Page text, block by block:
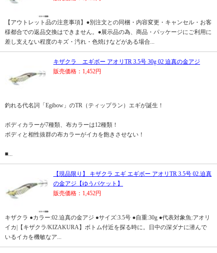
【アウトレット品の注意事項】●別注文との同梱・内容変更・キャンセル・お客
様都合での返品交換はできません。●展示品の為、商品・パッケージにご利用に
差し支えない程度のキズ・汚れ・色焼けなどがある場合...
キザクラ エギボー アオリTR 3.5号 30g 02 迫真の金アジ
販売価格：1,452円
釣れる代名詞「Egibow」のTR（ティップラン）エギが誕生！
ボディカラーが7種類、布カラーは12種類！
ボディと相性抜群の布カラーがイカを飽きさせない！
■...
【現品限り】 キザクラ エギ エギボー アオリTR 3.5号 02.迫真
の金アジ【ゆうパケット】
販売価格：1,452円
キザクラ ●カラー:02.迫真の金アジ ●サイズ:3.5号 ●自重:30g ●代表対象魚:アオリ
イカ|【キザクラ/KIZAKURA】ボトム付近を探る時に。日中の深ダナに潜んで
いるイカを機敏なア...